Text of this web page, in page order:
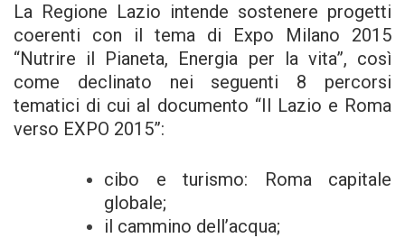
La Regione Lazio intende sostenere progetti
coerenti con il tema di Expo Milano 2015
“Nutrire il Pianeta, Energia per la vita”, così
come declinato nei seguenti 8 percorsi
tematici di cui al documento “Il Lazio e Roma
verso EXPO 2015”:
cibo e turismo: Roma capitale
globale;
il cammino dell’acqua;